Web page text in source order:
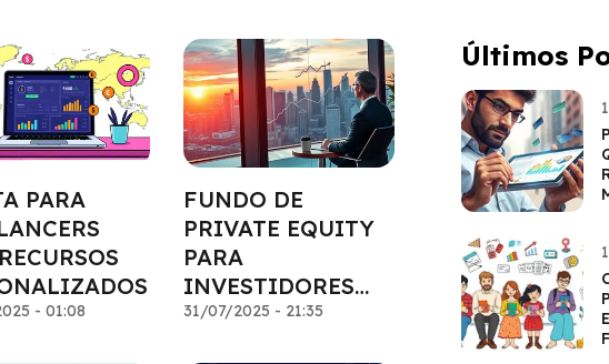
PARA
- 01:08
FUNDO DE
PRIVATE EQUITY
PARA
INVESTIDORES
AVANÇADOS
31/07/2025 - 21:35
Últimos